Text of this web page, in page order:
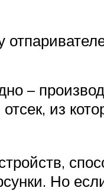
–
из
Но